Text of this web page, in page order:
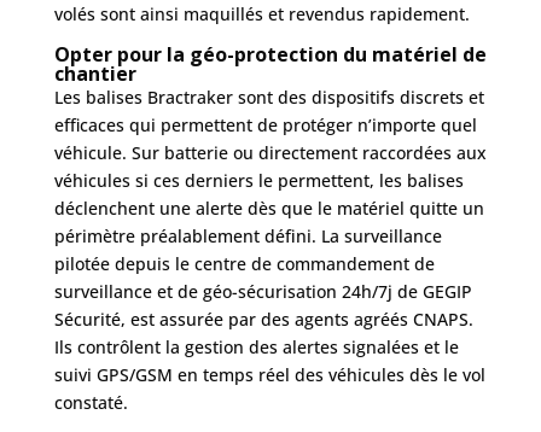
volés sont ainsi maquillés et revendus rapidement.
Opter pour la géo-protection du matériel de
chantier
Les balises Bractraker sont des dispositifs discrets et
efficaces qui permettent de protéger n’importe quel
véhicule. Sur batterie ou directement raccordées aux
véhicules si ces derniers le permettent, les balises
déclenchent une alerte dès que le matériel quitte un
périmètre préalablement défini. La surveillance
pilotée depuis le centre de commandement de
surveillance et de géo-sécurisation 24h/7j de GEGIP
Sécurité, est assurée par des agents agréés CNAPS.
Ils contrôlent la gestion des alertes signalées et le
suivi GPS/GSM en temps réel des véhicules dès le vol
constaté.